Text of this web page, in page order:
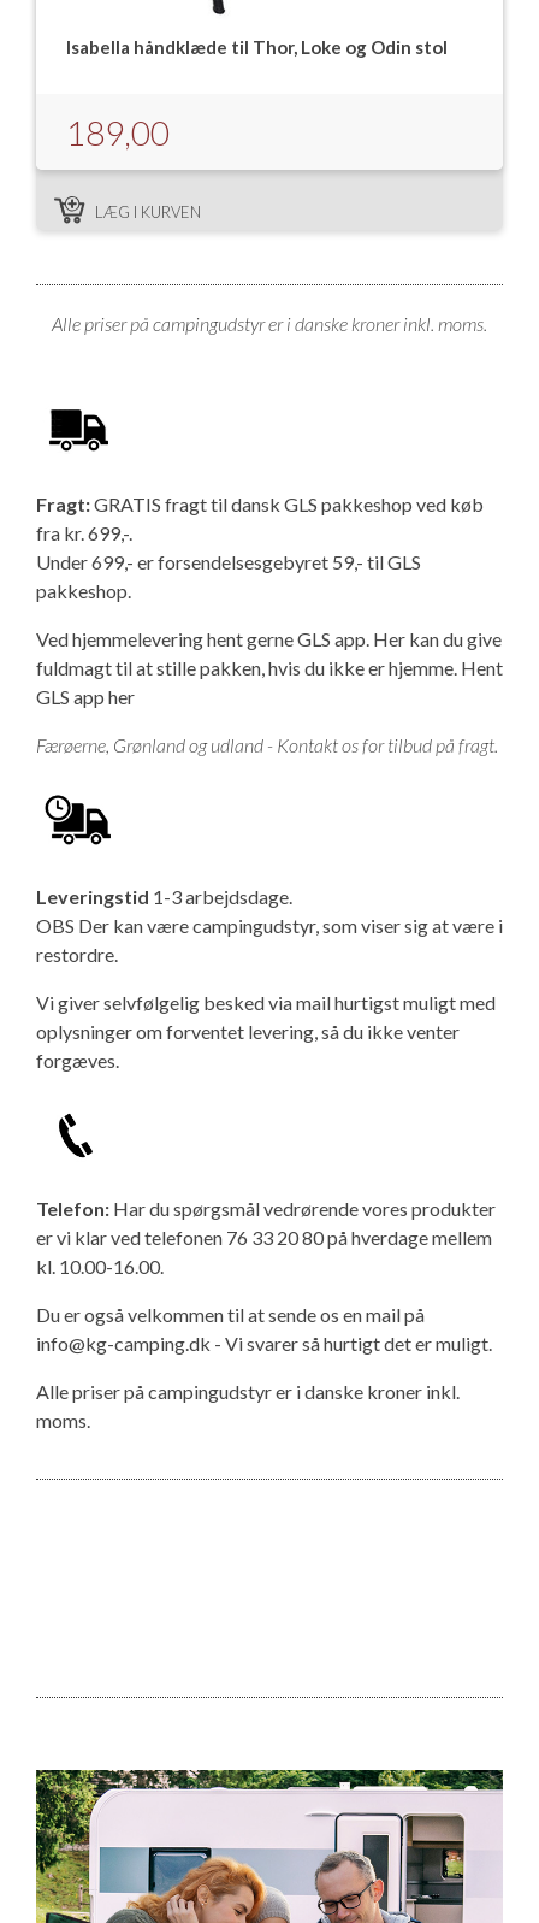
Isabella håndklæde til Thor, Loke og Odin stol
189,00
LÆG I KURVEN
Alle priser på campingudstyr er i danske kroner inkl. moms.
Fragt:GRATIS fragt til dansk GLS pakkeshop ved køb
fra kr. 699,-.
Under 699,- er forsendelsesgebyret 59,- til GLS
pakkeshop.
Ved hjemmelevering hent gerne GLS app. Her kan du give
fuldmagt til at stille pakken, hvis du ikke er hjemme. Hent
GLS app her
Færøerne, Grønland og udland - Kontakt os for tilbud på fragt.
Leveringstid 1-3 arbejdsdage.
OBS Der kan være campingudstyr, som viser sig at være i
restordre.
Vi giver selvfølgelig besked via mail hurtigst muligt med
oplysninger om forventet levering, så du ikke venter
forgæves.
Telefon: Har du spørgsmål vedrørende vores produkter
er vi klar ved telefonen 76 33 20 80 på hverdage mellem
kl. 10.00-16.00.
Du er også velkommen til at sende os en mail på
info@kg-camping.dk - Vi svarer så hurtigt det er muligt.
Alle priser på campingudstyr er i danske kroner inkl.
moms.